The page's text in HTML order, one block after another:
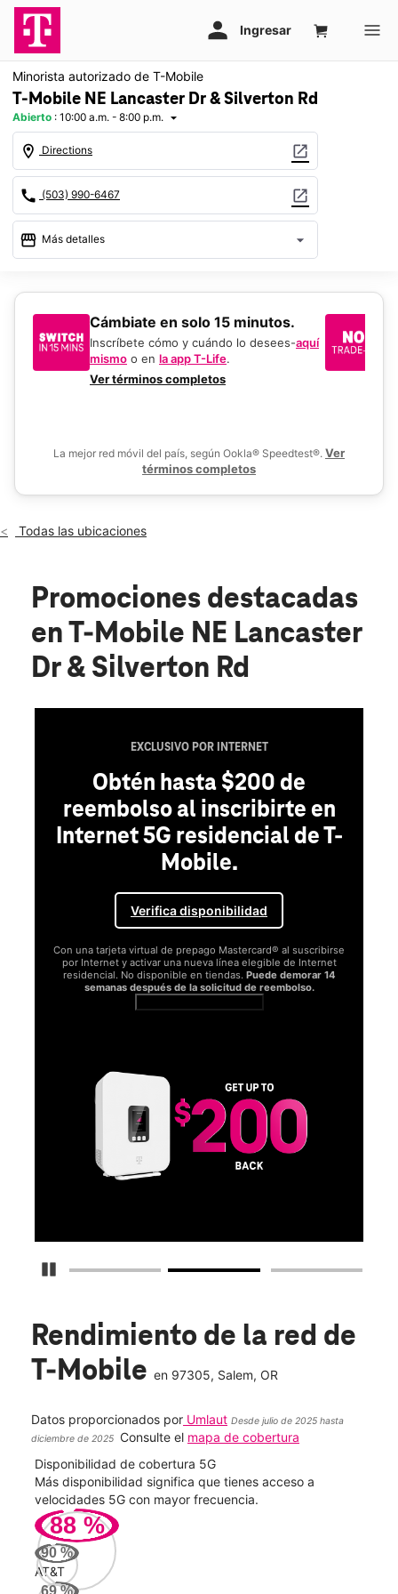
Minorista autorizado de T-Mobile
T-Mobile NE Lancaster Dr & Silverton Rd
Abierto : 10:00 a.m. - 8:00 p.m. arrow_drop_down
location_on Directions open_in_new
call (503) 990-6467 open_in_new
storefront Más detalles arrow_drop_down
Sáb.:10:00 a.m. a 8:00 p.m.
Dom.:
12:00 p.m. a 5:00 p.m.
Lun.: 10:00 a.m. a 8:00 p.m.
Mar.:10:00 a.m. a 8:00 p.m.
10:00 a.m. a 8:00 p.m.
​​​​​​​Cámbiate en solo 15 minutos.
Inscríbete cómo y cuándo lo desees-aquí
mismo o en la app T-Life.
Ver términos completos
La mejor red móvil del país, según Ookla® Speedtest®. Ver
términos completos
Todas las ubicaciones
Promociones destacadas
en T-Mobile NE Lancaster
Dr & Silverton Rd
Detener carrusel
EXCLUSIVO POR INTERNET
Obtén hasta $200 de
reembolso al inscribirte en
Internet 5G residencial de T-
Mobile.
Verifica disponibilidad
Con una tarjeta virtual de prepago Mastercard® al suscribirse
por Internet y activar una nueva línea elegible de Internet
residencial. No disponible en tiendas. Puede demorar 14
semanas después de la solicitud de reembolso.
Rendimiento de la red de
T-Mobile en 97305, Salem, OR
Datos proporcionados por Umlaut Desde julio de 2025 hasta
diciembre de 2025
Consulte el mapa de cobertura
Disponibilidad de cobertura 5G
Más disponibilidad significa que tienes acceso a
velocidades 5G con mayor frecuencia.
88 %
90 %
AT&T